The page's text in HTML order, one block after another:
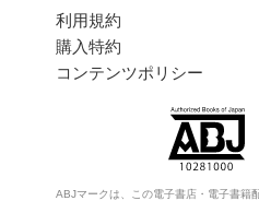
利用規約
購入特約
コンテンツポリシー
ABJマークは、この電子書店・電子書籍